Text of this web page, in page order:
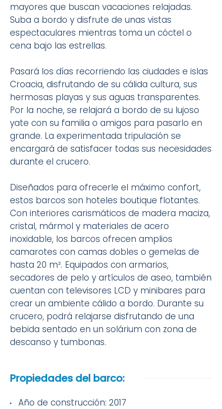
mayores que buscan vacaciones relajadas.
Suba a bordo y disfrute de unas vistas
espectaculares mientras toma un cóctel o
cena bajo las estrellas.
Pasará los días recorriendo las ciudades e islas
Croacia, disfrutando de su cálida cultura, sus
hermosas playas y sus aguas transparentes.
Por la noche, se relajará a bordo de su lujoso
yate con su familia o amigos para pasarlo en
grande. La experimentada tripulación se
encargará de satisfacer todas sus necesidades
durante el crucero.
Diseñados para ofrecerle el máximo confort,
estos barcos son hoteles boutique flotantes.
Con interiores carismáticos de madera maciza,
cristal, mármol y materiales de acero
inoxidable, los barcos ofrecen amplios
camarotes con camas dobles o gemelas de
hasta 20 m². Equipados con armarios,
secadores de pelo y artículos de aseo, también
cuentan con televisores LCD y minibares para
crear un ambiente cálido a bordo. Durante su
crucero, podrá relajarse disfrutando de una
bebida sentado en un solárium con zona de
descanso y tumbonas.
Propiedades del barco:
Año de construcción: 2017